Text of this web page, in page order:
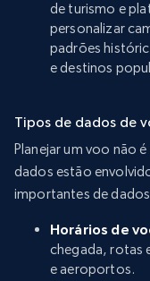
de turismo e
personalizar
padrões
e destinos
Tipos de dados de
Planejar um voo não
dados estão
importantes de
Horários de
chegada, rotas
e aeroportos.